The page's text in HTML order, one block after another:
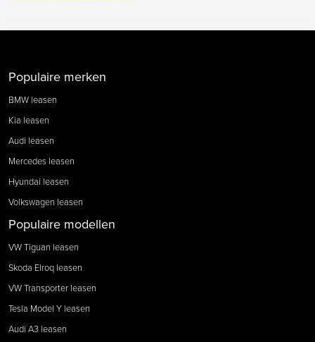
Populaire merken
BMW leasen
Kia leasen
Audi leasen
Mercedes leasen
Hyundai leasen
Volkswagen leasen
Populaire modellen
VW Tiguan leasen
Skoda Elroq leasen
VW Transporter leasen
Tesla Model Y leasen
Audi A3 leasen